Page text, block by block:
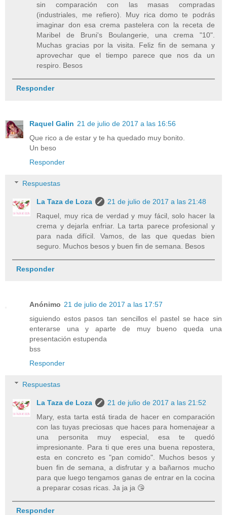
sin comparación con las masas compradas
(industriales, me refiero). Muy rica domo te podrás
imaginar don esa crema pastelera con la receta de
Maribel de Bruni's Boulangerie, una crema "10".
Muchas gracias por la visita. Feliz fin de semana y
aprovechar que el tiempo parece que nos da un
respiro. Besos
Responder
Raquel Galin 21 de julio de 2017 a las 16:56
Que rico a de estar y te ha quedado muy bonito.
Un beso
Responder
Respuestas
La Taza de Loza
21 de julio de 2017 a las 21:48
Raquel, muy rica de verdad y muy fácil, solo hacer la
crema y dejarla enfriar. La tarta parece profesional y
para nada difícil. Vamos, de las que quedas bien
seguro. Muchos besos y buen fin de semana. Besos
Responder
Anónimo 21 de julio de 2017 a las 17:57
siguiendo estos pasos tan sencillos el pastel se hace sin
enterarse una y aparte de muy bueno queda una
presentación estupenda
bss
Responder
Respuestas
La Taza de Loza
21 de julio de 2017 a las 21:52
Mary, esta tarta está tirada de hacer en comparación
con las tuyas preciosas que haces para homenajear a
una personita muy especial, esa te quedó
impresionante. Para ti que eres una buena repostera,
esta en concreto es "pan comido". Muchos besos y
buen fin de semana, a disfrutar y a bañarnos mucho
para que luego tengamos ganas de entrar en la cocina
a preparar cosas ricas. Ja ja ja 😘
Responder